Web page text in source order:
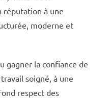
réputation à une
moderne et
gagner la confiance de
soigné, à une
respect des